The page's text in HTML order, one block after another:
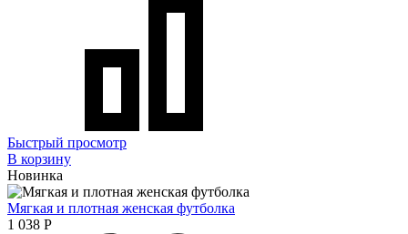
Быстрый просмотр
В корзину
Новинка
Мягкая и плотная женская футболка
1 038 Р